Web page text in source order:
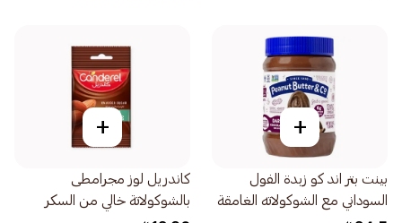
+
بينت بتر اند كو زبدة الفول
السوداني مع الشوكولاته الغامقة
+
كاندريل لوز مجرامطى
بالشوكولاتة خالي من السكر